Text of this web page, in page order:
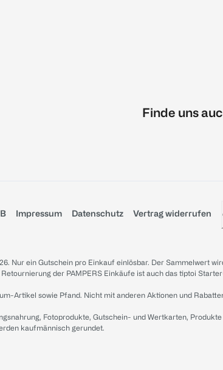
Finde uns
Impressum Datenschutz Vertrag widerrufen
Nur ein Gutschein pro Einkauf einlösbar. Der Sammelwert
der PAMPERS Einkäufe ist auch das tiptoi
Artikel sowie Pfand. Nicht mit anderen Aktionen und
Fotoprodukte, Gutschein- und Wertkarten,
kaufmännisch gerundet.